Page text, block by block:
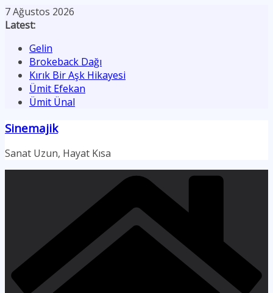
Skip
to
7 Ağustos 2026
Latest:
Gelin
Brokeback Dağı
Kırık Bir Aşk Hikayesi
Ümit Efekan
Ümit Ünal
Sinemajik
Sanat Uzun, Hayat Kısa